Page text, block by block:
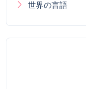
世界の言語